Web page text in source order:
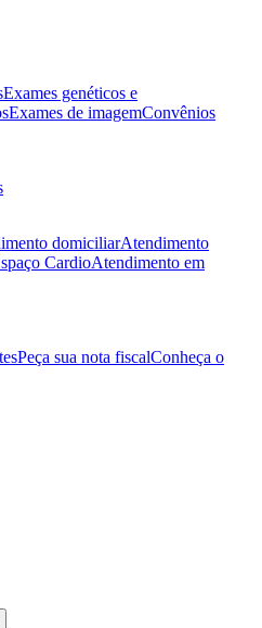
Exames genéticos e
Exames de imagemConvênios
domiciliarAtendimento
CardioAtendimento em
Peça sua nota fiscalConheça o